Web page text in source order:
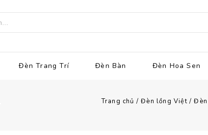
Đèn Trang Trí Đèn Bàn Đèn Hoa Sen
Trang chủ /Đèn lồng Việt/